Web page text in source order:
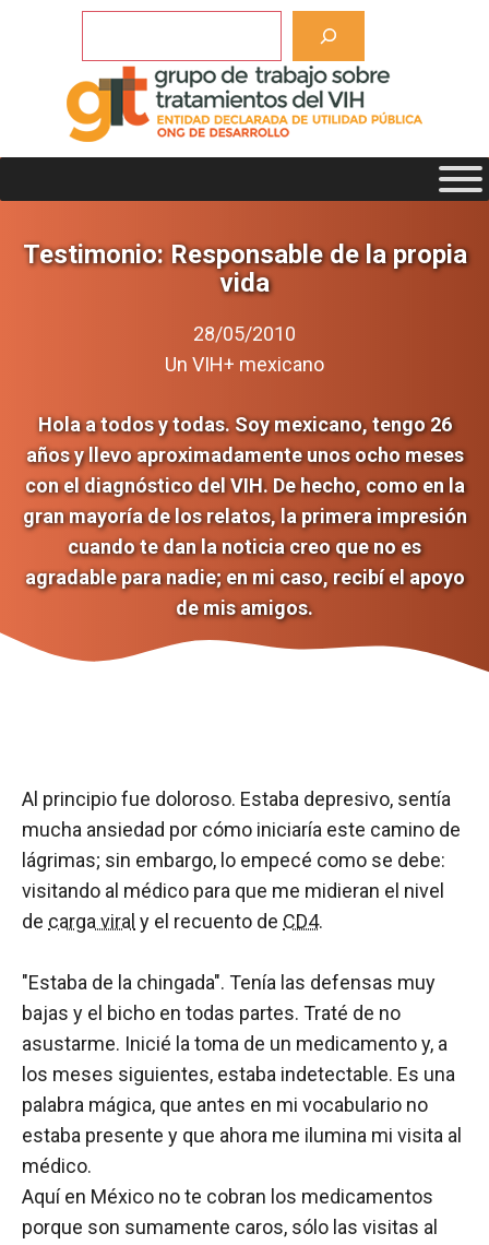
Testimonio: Responsable de la propia
vida
28/05/2010
Un VIH+ mexicano
Hola a todos y todas. Soy mexicano, tengo 26
años y llevo aproximadamente unos ocho meses
con el diagnóstico del VIH. De hecho, como en la
gran mayoría de los relatos, la primera impresión
cuando te dan la noticia creo que no es
agradable para nadie; en mi caso, recibí el apoyo
de mis amigos.
Al principio fue doloroso. Estaba depresivo, sentía
mucha ansiedad por cómo iniciaría este camino de
lágrimas; sin embargo, lo empecé como se debe:
visitando al médico para que me midieran el nivel
de carga viral y el recuento de CD4.
"Estaba de la chingada". Tenía las defensas muy
bajas y el bicho en todas partes. Traté de no
asustarme. Inicié la toma de un medicamento y, a
los meses siguientes, estaba indetectable. Es una
palabra mágica, que antes en mi vocabulario no
estaba presente y que ahora me ilumina mi visita al
médico.
Aquí en México no te cobran los medicamentos
porque son sumamente caros, sólo las visitas al